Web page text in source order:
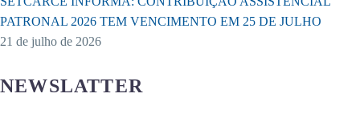
PATRONAL 2026 TEM VENCIMENTO EM 25 DE JULHO
21 de julho de 2026
NEWSLATTER